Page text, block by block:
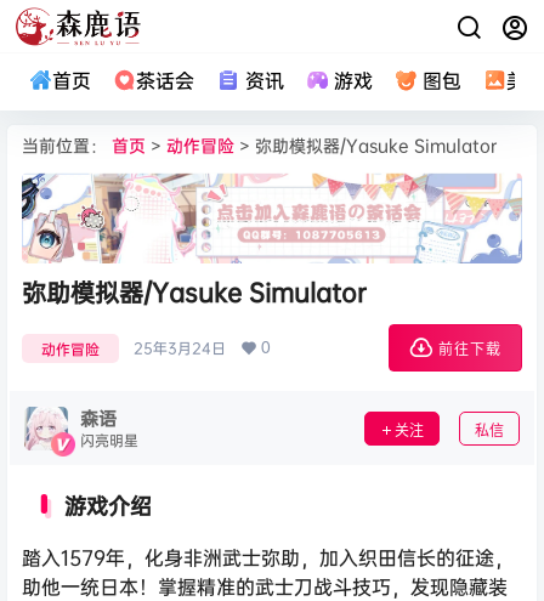
首页 茶话会 资讯 游戏 图包 美
当前位置： 首页 > 动作冒险 > 弥助模拟器/Yasuke Simulator
弥助模拟器/Yasuke Simulator
动作冒险 25年3月24日 0 前往下载
森语
闪亮明星 关注 私信
游戏介绍
踏入1579年，化身非洲武士弥助，加入织田信长的征途，
助他一统日本！掌握精准的武士刀战斗技巧，发现隐藏装